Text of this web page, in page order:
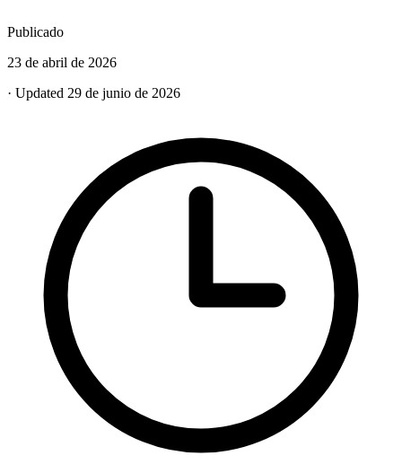
Publicado
23 de abril de 2026
· Updated 29 de junio de 2026